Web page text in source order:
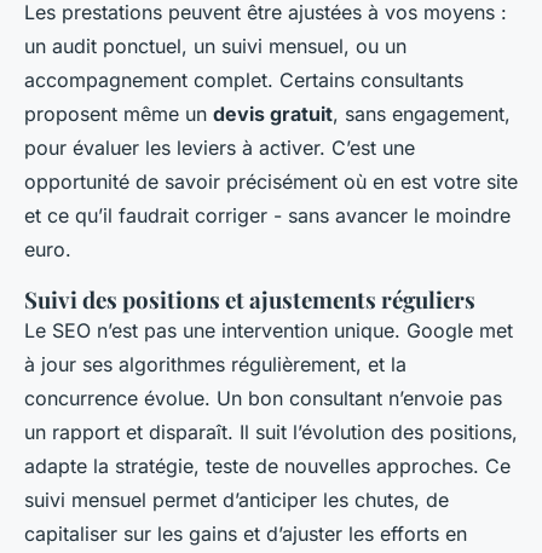
Les prestations peuvent être ajustées à vos moyens :
un audit ponctuel, un suivi mensuel, ou un
accompagnement complet. Certains consultants
proposent même un devis gratuit, sans engagement,
pour évaluer les leviers à activer. C’est une
opportunité de savoir précisément où en est votre site
et ce qu’il faudrait corriger - sans avancer le moindre
euro.
Suivi des positions et ajustements réguliers
Le SEO n’est pas une intervention unique. Google met
à jour ses algorithmes régulièrement, et la
concurrence évolue. Un bon consultant n’envoie pas
un rapport et disparaît. Il suit l’évolution des positions,
adapte la stratégie, teste de nouvelles approches. Ce
suivi mensuel permet d’anticiper les chutes, de
capitaliser sur les gains et d’ajuster les efforts en